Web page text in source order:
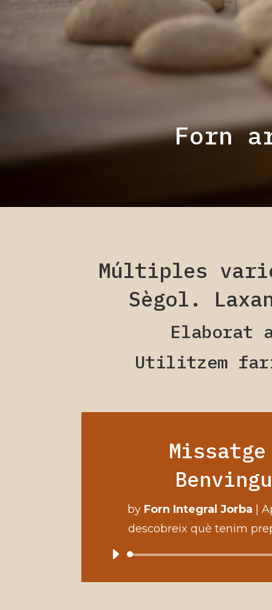
Forn
Múltiples
Sègol.
Elaborat
Utilitzem
by Forn Integral Jorba |
descobreix què tenim